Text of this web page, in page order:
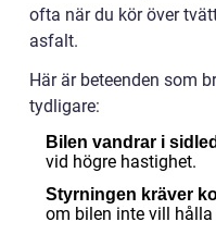
ofta när du kör över
asfalt.
Här är beteenden som
tydligare:
Bilen vandrar i sidled
vid högre hastighet.
Styrningen kräver
om bilen inte vill hålla